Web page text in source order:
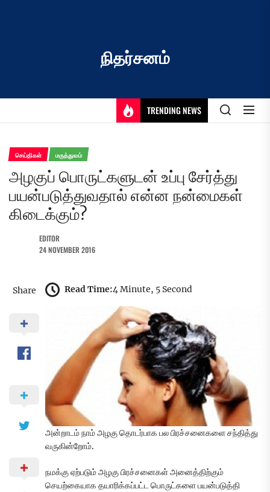
நிதர்சனம்
TRENDING NEWS
செய்திகள் மருத்துவம்
அழகுப் பொருட்களுடன் உப்பு சேர்த்து
பயன்படுத்துவதால் என்ன நன்மைகள்
கிடைக்கும்?
EDITOR
24 NOVEMBER 2016
Share Read Time:4 Minute, 5 Second
அன்றாடம் நாம் அழகு தொடர்பாக பல பிரச்சனைகளை சந்தித்து
வருகின்றோம்.
நமக்கு ஏற்படும் அழகு பிரச்சனைகள் அனைத்திற்கும்
செயற்கையாக தயாரிக்கப்பட்ட பொருட்களை பயன்படுத்தி